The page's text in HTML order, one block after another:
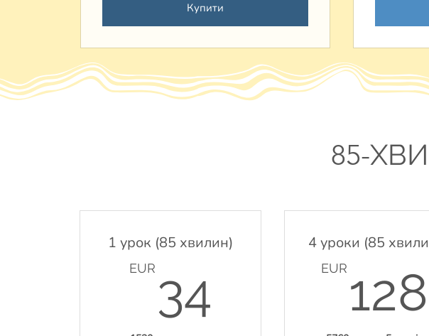
Купити
85-
1 урок (85 хвилин)
EUR 34 34EUR
4 уроки (85
EUR 128